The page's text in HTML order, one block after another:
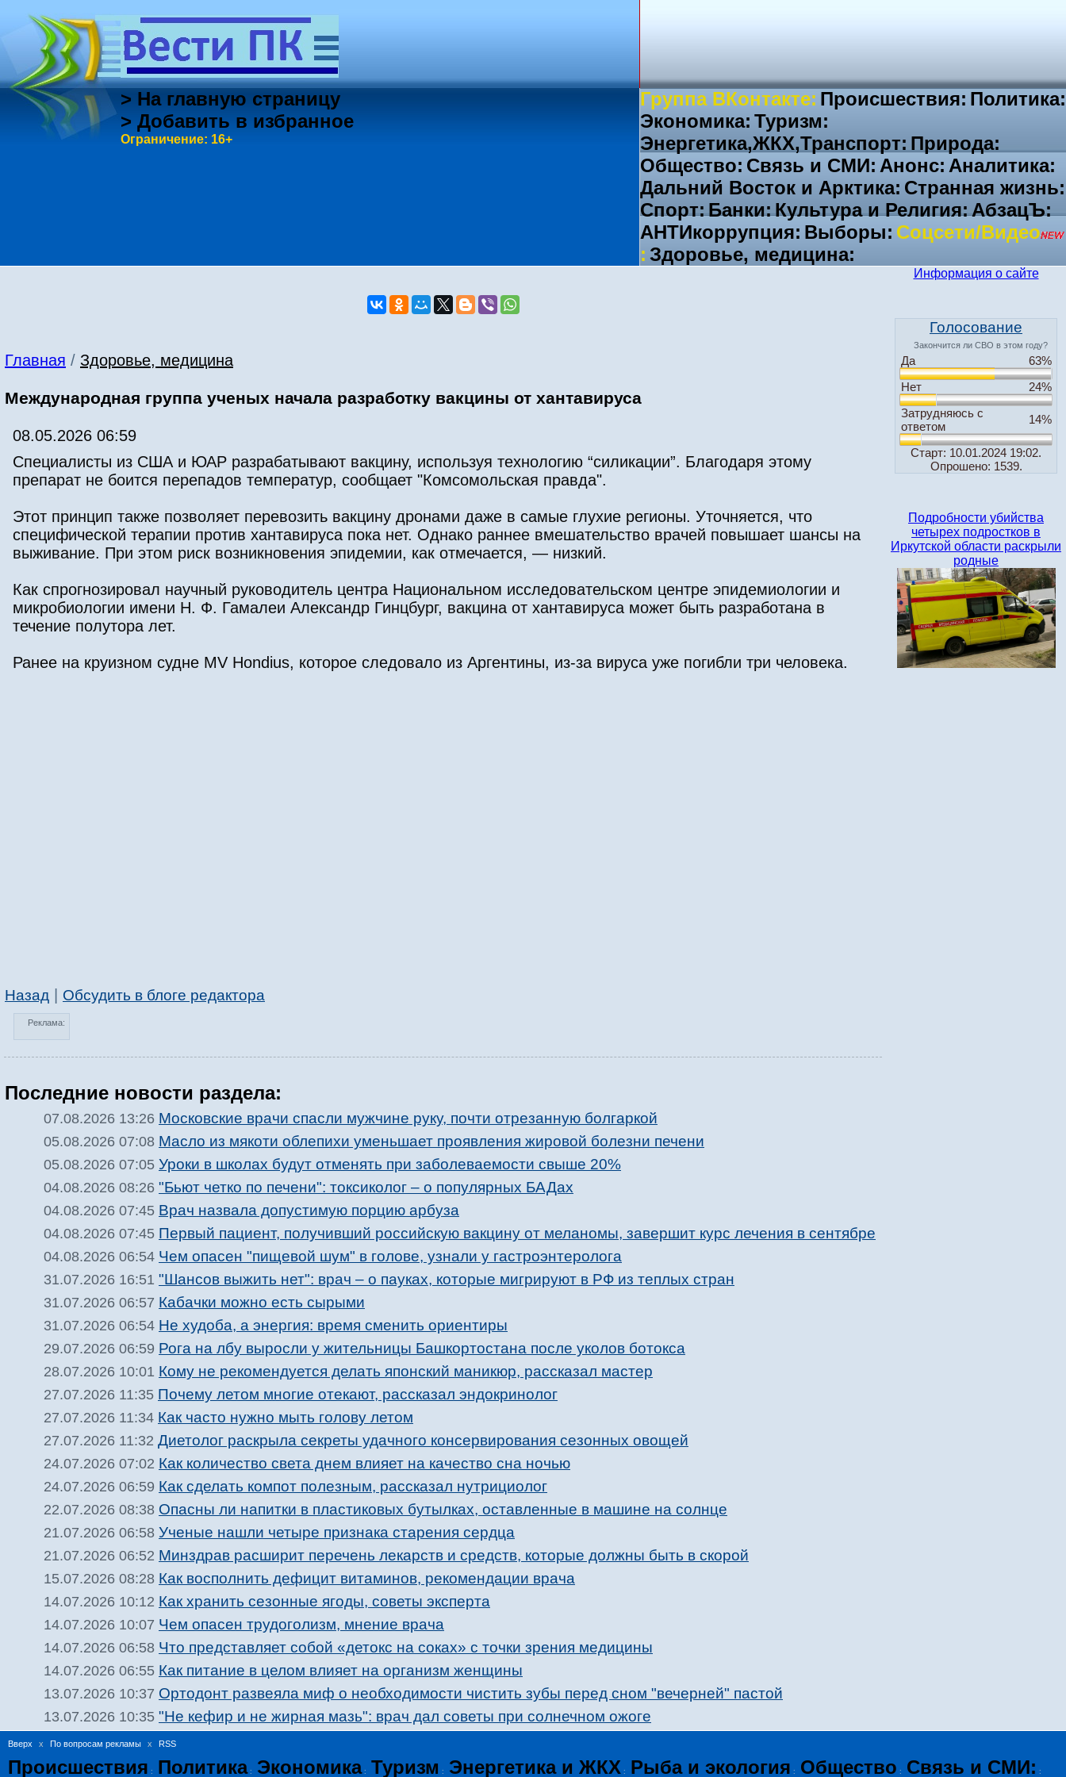
> На главную страницу
> Добавить в избранное
Ограничение: 16+
Группа ВКонтакте: Происшествия: Политика:
Экономика: Туризм:
Энергетика,ЖКХ,Транспорт: Природа:
Общество: Связь и СМИ: Анонс: Аналитика:
Дальний Восток и Арктика: Странная жизнь:
Спорт:Банки:Культура и Религия:АбзацЪ:
АНТИкоррупция: Выборы: Соцсети/Видео
: Здоровье, медицина:
Главная / Здоровье, медицина
Международная группа ученых начала разработку вакцины от хантавируса
08.05.2026 06:59
Специалисты из США и ЮАР разрабатывают вакцину, используя технологию “силикации”. Благодаря этому
препарат не боится перепадов температур, сообщает "Комсомольская правда".
Этот принцип также позволяет перевозить вакцину дронами даже в самые глухие регионы. Уточняется, что
специфической терапии против хантавируса пока нет. Однако раннее вмешательство врачей повышает шансы на
выживание. При этом риск возникновения эпидемии, как отмечается, — низкий.
Как спрогнозировал научный руководитель центра Национальном исследовательском центре эпидемиологии и
микробиологии имени Н. Ф. Гамалеи Александр Гинцбург, вакцина от хантавируса может быть разработана в
течение полутора лет.
Ранее на круизном судне MV Hondius, которое следовало из Аргентины, из-за вируса уже погибли три человека.
Назад Обсудить в блоге редактора
Реклама:
Последние новости раздела:
07.08.2026 13:26 Московские врачи спасли мужчине руку, почти отрезанную болгаркой
05.08.2026 07:08 Масло из мякоти облепихи уменьшает проявления жировой болезни печени
05.08.2026 07:05 Уроки в школах будут отменять при заболеваемости свыше 20%
04.08.2026 08:26 "Бьют четко по печени": токсиколог – о популярных БАДах
04.08.2026 07:45 Врач назвала допустимую порцию арбуза
04.08.2026 07:45 Первый пациент, получивший российскую вакцину от меланомы, завершит курс лечения в сентябре
04.08.2026 06:54 Чем опасен "пищевой шум" в голове, узнали у гастроэнтеролога
31.07.2026 16:51 "Шансов выжить нет": врач – о пауках, которые мигрируют в РФ из теплых стран
31.07.2026 06:57 Кабачки можно есть сырыми
31.07.2026 06:54 Не худоба, а энергия: время сменить ориентиры
29.07.2026 06:59 Рога на лбу выросли у жительницы Башкортостана после уколов ботокса
28.07.2026 10:01 Кому не рекомендуется делать японский маникюр, рассказал мастер
27.07.2026 11:35 Почему летом многие отекают, рассказал эндокринолог
27.07.2026 11:34 Как часто нужно мыть голову летом
27.07.2026 11:32 Диетолог раскрыла секреты удачного консервирования сезонных овощей
24.07.2026 07:02 Как количество света днем влияет на качество сна ночью
24.07.2026 06:59 Как сделать компот полезным, рассказал нутрициолог
22.07.2026 08:38 Опасны ли напитки в пластиковых бутылках, оставленные в машине на солнце
21.07.2026 06:58 Ученые нашли четыре признака старения сердца
21.07.2026 06:52 Минздрав расширит перечень лекарств и средств, которые должны быть в скорой
15.07.2026 08:28 Как восполнить дефицит витаминов, рекомендации врача
14.07.2026 10:12 Как хранить сезонные ягоды, советы эксперта
14.07.2026 10:07 Чем опасен трудоголизм, мнение врача
14.07.2026 06:58 Что представляет собой «детокс на соках» с точки зрения медицины
14.07.2026 06:55 Как питание в целом влияет на организм женщины
13.07.2026 10:37 Ортодонт развеяла миф о необходимости чистить зубы перед сном "вечерней" пастой
13.07.2026 10:35 "Не кефир и не жирная мазь": врач дал советы при солнечном ожоге
Информация о сайте
Голосование
Закончится ли СВО в этом году?
Да
63%
Нет
24%
Затрудняюсь с
ответом
14%
Старт: 10.01.2024 19:02.
Опрошено: 1539.
Подробности убийства
четырех подростков в
Иркутской области раскрыли
родные
Вверх x По вопросам рекламы x RSS
Происшествия : Политика: Экономика: Туризм : Энергетика и ЖКХ : Рыба и экология : Общество : Связь и СМИ: :